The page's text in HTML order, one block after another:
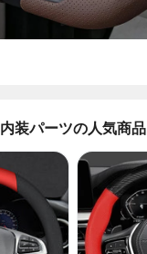
内装パーツの人気商品